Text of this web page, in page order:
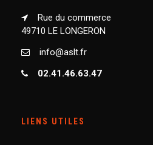
Rue du commerce
49710 LE LONGERON
info@aslt.fr
02.41.46.63.47
LIENS UTILES